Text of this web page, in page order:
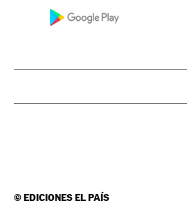
©EDICIONES EL PAÍS